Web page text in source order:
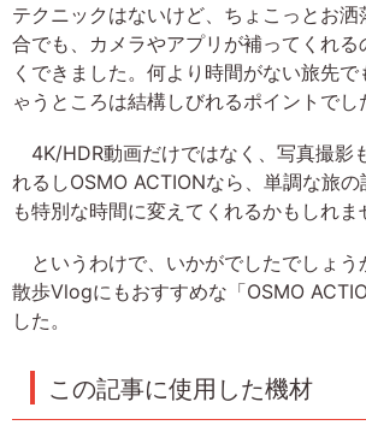
テクニックはないけど、ちょこっとお
合でも、カメラやアプリが補ってくれる
くできました。何より時間がない旅先で
ゃうところは結構しびれるポイントでし
4K/HDR動画だけではなく、写真撮影
れるしOSMO ACTIONなら、単調な旅
も特別な時間に変えてくれるかもしれま
というわけで、いかがでしたでしょう
散歩Vlogにもおすすめな「OSMO
した。
この記事に使用した機材